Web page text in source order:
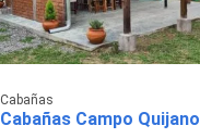
Cabañas
Cabañas Campo Quijano